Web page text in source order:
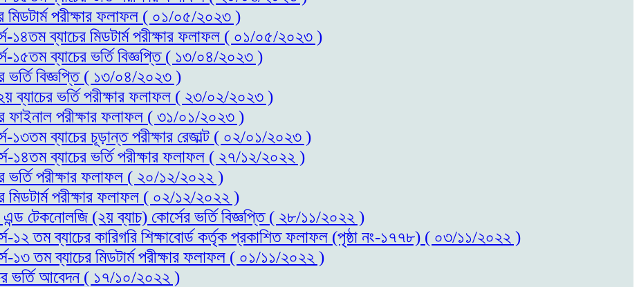
মিডটার্ম পরীক্ষার ফলাফল ( ০১/০৫/২০২৩ )
১৪তম ব্যাচের মিডটার্ম পরীক্ষার ফলাফল ( ০১/০৫/২০২৩ )
১৫তম ব্যাচের ভর্তি বিজ্ঞপ্তি ( ১৩/০৪/২০২৩ )
ভর্তি বিজ্ঞপ্তি ( ১৩/০৪/২০২৩ )
ব্যাচের ভর্তি পরীক্ষার ফলাফল ( ২৩/০২/২০২৩ )
ফাইনাল পরীক্ষার ফলাফল ( ৩১/০১/২০২৩ )
১৩তম ব্যাচের চূড়ান্ত পরীক্ষার রেজাল্ট ( ০২/০১/২০২৩ )
১৪তম ব্যাচের ভর্তি পরীক্ষার ফলাফল ( ২৭/১২/২০২২ )
ভর্তি পরীক্ষার ফলাফল ( ২০/১২/২০২২ )
মিডটার্ম পরীক্ষার ফলাফল ( ০২/১২/২০২২ )
টেকনোলজি (২য় ব্যাচ) কোর্সের ভর্তি বিজ্ঞপ্তি ( ২৮/১১/২০২২ )
১২ তম ব্যাচের কারিগরি শিক্ষাবোর্ড কর্তৃক প্রকাশিত ফলাফল (পৃষ্ঠা নং-১৭৭৮) ( ০৩/১১/২০২২ )
১৩ তম ব্যাচের মিডটার্ম পরীক্ষার ফলাফল ( ০১/১১/২০২২ )
ভর্তি আবেদন ( ১৭/১০/২০২২ )